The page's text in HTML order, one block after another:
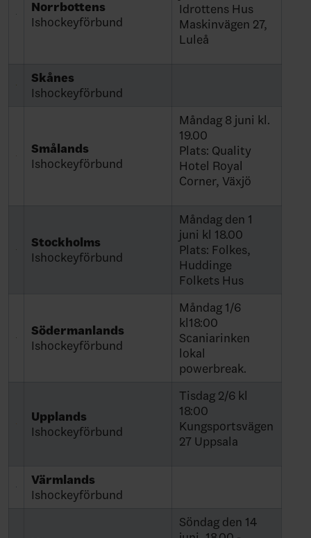
Norrbottens
Ishockeyförbund
Idrottens Hus
Maskinvägen 27,
Luleå
Skånes
Ishockeyförbund
Smålands
Ishockeyförbund
Måndag 8 juni kl.
19.00
Plats: Quality
Hotel Royal
Corner, Växjö
Stockholms
Ishockeyförbund
Måndag den 1
juni kl 18.00
Plats: Folkes,
Huddinge
Folkets Hus
Södermanlands
Ishockeyförbund
Måndag 1/6
kl18:00
Scaniarinken
lokal
powerbreak.
Upplands
Ishockeyförbund
Tisdag 2/6 kl
18:00
Kungsportsvägen
27 Uppsala
Värmlands
Ishockeyförbund
Söndag den 14